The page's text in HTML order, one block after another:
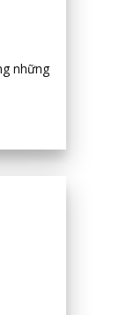
những